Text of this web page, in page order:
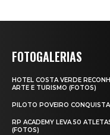
FOTOGALERIAS
HOTEL COSTA VERDE
ARTE E TURISMO (FOTOS)
PILOTO POVEIRO
RP ACADEMY LEVA 50
(FOTOS)